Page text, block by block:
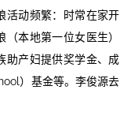
活动频繁：时常在家开
本地第一位女医生）
助产妇提供奖学金、成
）基金等。李俊源去